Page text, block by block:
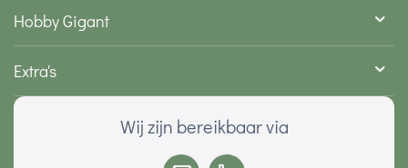
Hobby Gigant
Extra's
Wij zijn bereikbaar via